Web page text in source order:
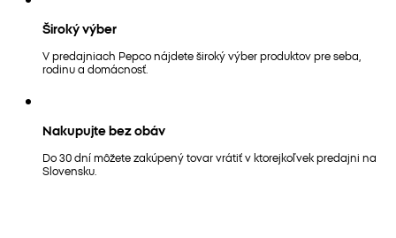
Široký výber
V predajniach Pepco nájdete široký výber produktov pre seba,
rodinu a domácnosť.
Nakupujte bez obáv
Do 30 dní môžete zakúpený tovar vrátiť v ktorejkoľvek predajni na
Slovensku.